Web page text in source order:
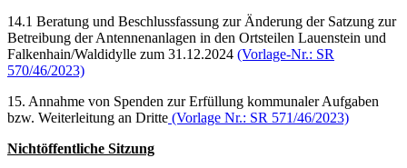
14.1 Beratung und Beschlussfassung zur Änderung der Satzung zur
Betreibung der Antennenanlagen in den Ortsteilen Lauenstein und
Falkenhain/Waldidylle zum 31.12.2024 (Vorlage-Nr.: SR
570/46/2023)
15. Annahme von Spenden zur Erfüllung kommunaler Aufgaben
bzw. Weiterleitung an Dritte (Vorlage Nr.: SR 571/46/2023)
Nichtöffentliche Sitzung